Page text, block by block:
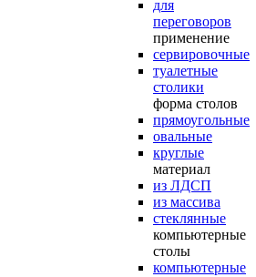
для
переговоров
применение
сервировочные
туалетные
столики
форма столов
прямоугольные
овальные
круглые
материал
из ЛДСП
из массива
стеклянные
компьютерные
столы
компьютерные